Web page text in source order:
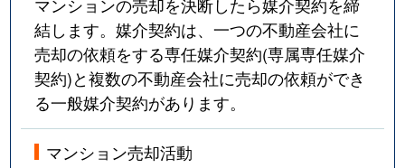
結します。媒介契約は、一つの不動産会社に
売却の依頼をする専任媒介契約(専属専任媒介
契約)と複数の不動産会社に売却の依頼ができ
る一般媒介契約があります。
マンション売却活動